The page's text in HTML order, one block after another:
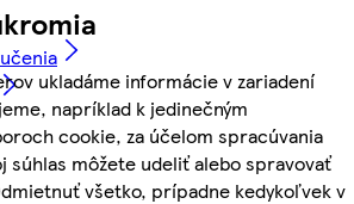
ukladáme informácie v zariadení
napríklad k jedinečným
cookie, za účelom spracúvania
súhlas môžete udeliť alebo spravovať
všetko, prípadne kedykoľvek v